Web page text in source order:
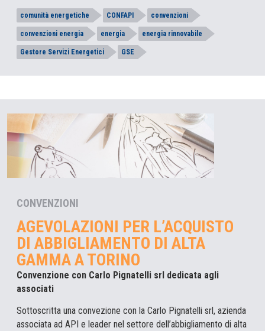
comunità energetiche CONFAPI convenzioni
convenzioni energia energia energia rinnovabile
Gestore Servizi Energetici GSE
CONVENZIONI
AGEVOLAZIONI PER L’ACQUISTO
DI ABBIGLIAMENTO DI ALTA
GAMMA A TORINO
Convenzione con Carlo Pignatelli srl dedicata agli
associati
Sottoscritta una convezione con la Carlo Pignatelli srl, azienda
associata ad API e leader nel settore dell’abbigliamento di alta